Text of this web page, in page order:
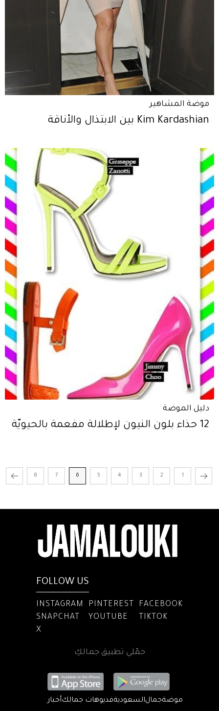
موضة المشاهير
Kim Kardashian بين الابتذال والأناقة
دليل الموضة
12 حذاء بلون النيون لإطلالة مفعمة بالحيويّة
1
2
3
4
5
6
7
8
FOLLOW US
INSTAGRAM PINTEREST
FACEBOOK
SNAPCHAT
YOUTUBE
TIKTOK
X
حمّلي تطبيق جمالكِ
موضةجمالالسعوديةفديوهات جمالكأخبار